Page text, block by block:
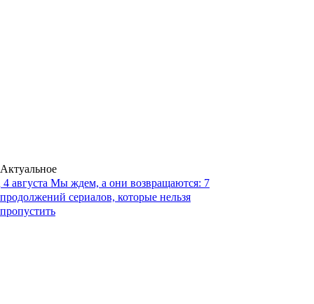
Актуальное
4 августа Мы ждем, а они возвращаются: 7
продолжений сериалов, которые нельзя
пропустить